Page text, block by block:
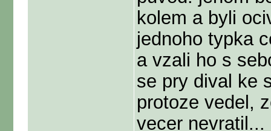
kolem a byli
jednoho typka
a vzali ho s
se pry dival ke
protoze vedel,
vecer